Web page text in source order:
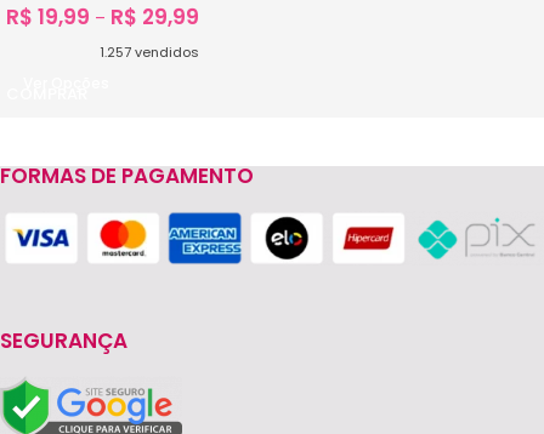
R$ 19,99 – R$ 29,99
1.257vendidos
FORMAS DE PAGAMENTO
SEGURANÇA